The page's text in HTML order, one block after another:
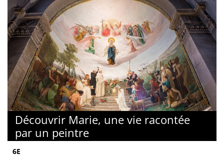
Découvrir Marie, une vie racontée
par un peintre
6E